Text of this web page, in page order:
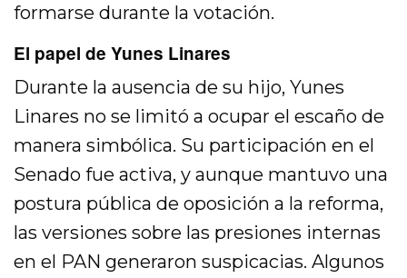
formarse durante la votación.
El papel de Yunes Linares
Durante la ausencia de su hijo, Yunes
Linares no se limitó a ocupar el escaño de
manera simbólica. Su participación en el
Senado fue activa, y aunque mantuvo una
postura pública de oposición a la reforma,
las versiones sobre las presiones internas
en el PAN generaron suspicacias. Algunos